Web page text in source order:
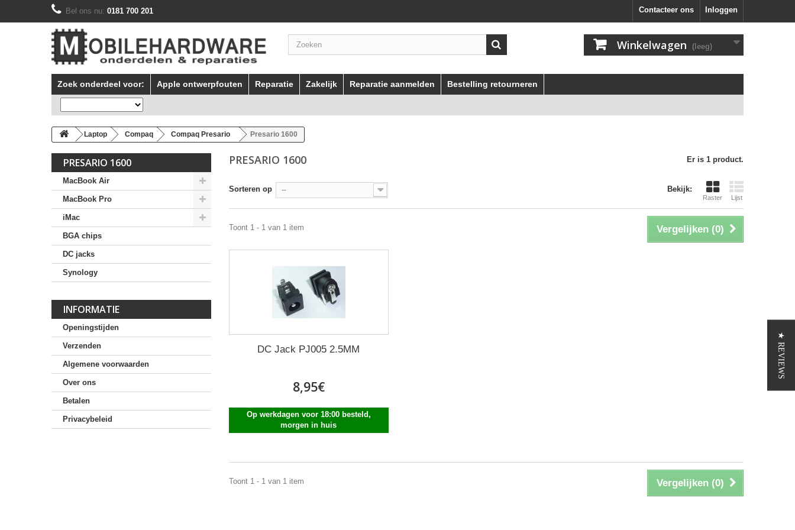
Inloggen
Contacteer ons
Bel ons nu: 0181 700 201
Winkelwagen (leeg)
Zoek onderdeel voor: Apple ontwerpfouten Reparatie Zakelijk Reparatie aanmelden Bestelling retourneren
Laptop Compaq Compaq Presario Presario 1600
PRESARIO 1600
MacBook Air
MacBook Pro
iMac
BGA chips
DC jacks
Synology
INFORMATIE
Openingstijden
Verzenden
Algemene voorwaarden
Over ons
Betalen
Privacybeleid
PRESARIO 1600 Er is 1 product.
Bekijk:
Raster Lijst
Sorteren op --
Vergelijken (0)
Toont 1 - 1 van 1 item
DC Jack PJ005 2.5MM
8,95€
Op werkdagen voor 18:00 besteld,
morgen in huis
Vergelijken (0)
Toont 1 - 1 van 1 item
★ REVIEWS